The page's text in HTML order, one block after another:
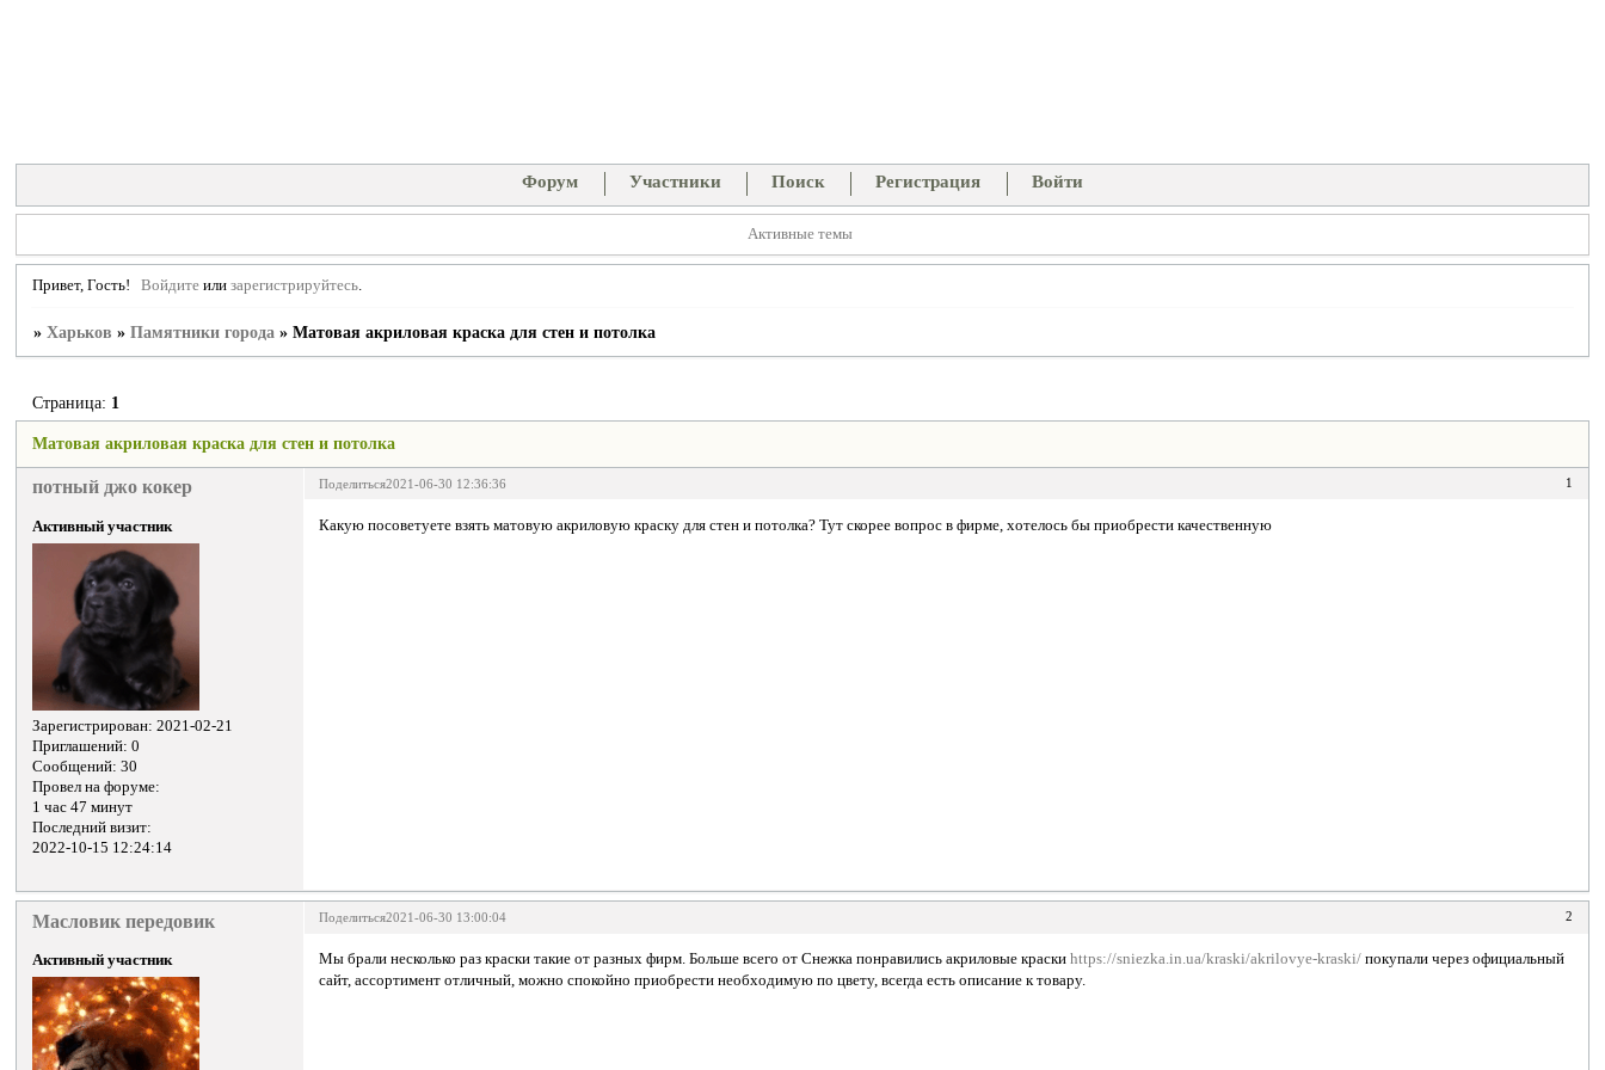
Форум Участники Поиск Регистрация Войти
Активные темы
Привет, Гость! Войдите илизарегистрируйтесь
»Харьков »Памятники города »Матовая акриловая краска для стен и потолка
Матовая акриловая краска для стен и потолка
Страница: 1
Поделиться 1
2021-06-30 12:36:36
потный джо кокер
Активный участник
Зарегистрирован: 2021-02-21
Приглашений: 0
Сообщений: 30
Провел на форуме:
1 час 47 минут
Последний визит:
2022-10-15 12:24:14
Какую посоветуете взять матовую акриловую краску для стен и потолка? Тут скорее вопрос в фирме, хотелось бы приобрести качественную
Поделиться 2
2021-06-30 13:00:04
Масловик передовик
Активный участник Мы брали несколько раз краски такие от разных фирм. Больше всего от Снежка понравились акриловые краскиhttps://sniezka.in.ua/kraski/akrilovye-kraski/ покупали через официальный
сайт, ассортимент отличный, можно спокойно приобрести необходимую по цвету, всегда есть описание к товару.